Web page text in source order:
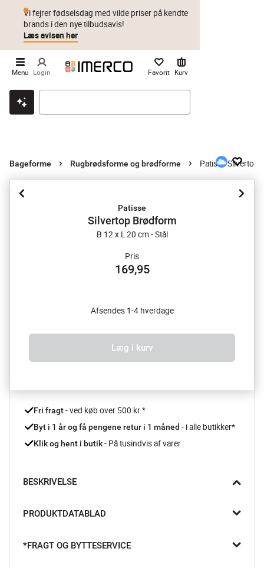
Klik & hent Byt i 1 år Prismatch
Vi fejrer fødselsdag med vilde priser på kendte
brands i den nye tilbudsavis!
Læs avisen her
Menu Login Favorit Kurv
Bageforme Rugbrødsforme og brødforme Patisse Silvertop
Patisse
Silvertop Brødform
B 12 x L 20 cm - Stål
Pris
169,95
Afsendes 1-4 hverdage
Læg i kurv
Fri fragt - ved køb over 500 kr.*
Byt i 1 år og få pengene retur i 1 måned - i alle butikker*
Klik og hent i butik - På tusindvis af varer
BESKRIVELSE
bagespil med god funktionalitet. Den fordeler varmen jævnt og
PRODUKTDATABLAD
*FRAGT OG BYTTESERVICE